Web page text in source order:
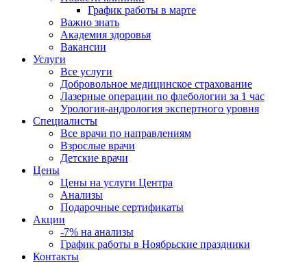
График работы в марте
Важно знать
Академия здоровья
Вакансии
Услуги
Все услуги
Добровольное медицинское страхование
Лазерные операции по флебологии за 1 час
Урология-андрология экспертного уровня
Специалисты
Все врачи по направлениям
Взрослые врачи
Детские врачи
Цены
Цены на услуги Центра
Анализы
Подарочные сертификаты
Акции
-7% на анализы
График работы в Ноябрьские праздники
Контакты